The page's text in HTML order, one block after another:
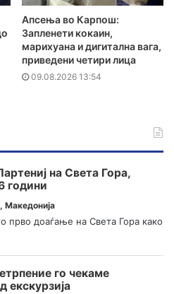
Апсења во Карпош:
Запленети кокаин,
марихуана и дигитална вага,
приведени четири лица
09.08.2026 13:54
на Света Гора,
години
, Македонија
прво доаѓање на Света Гора како
го чекаме
екскурзија